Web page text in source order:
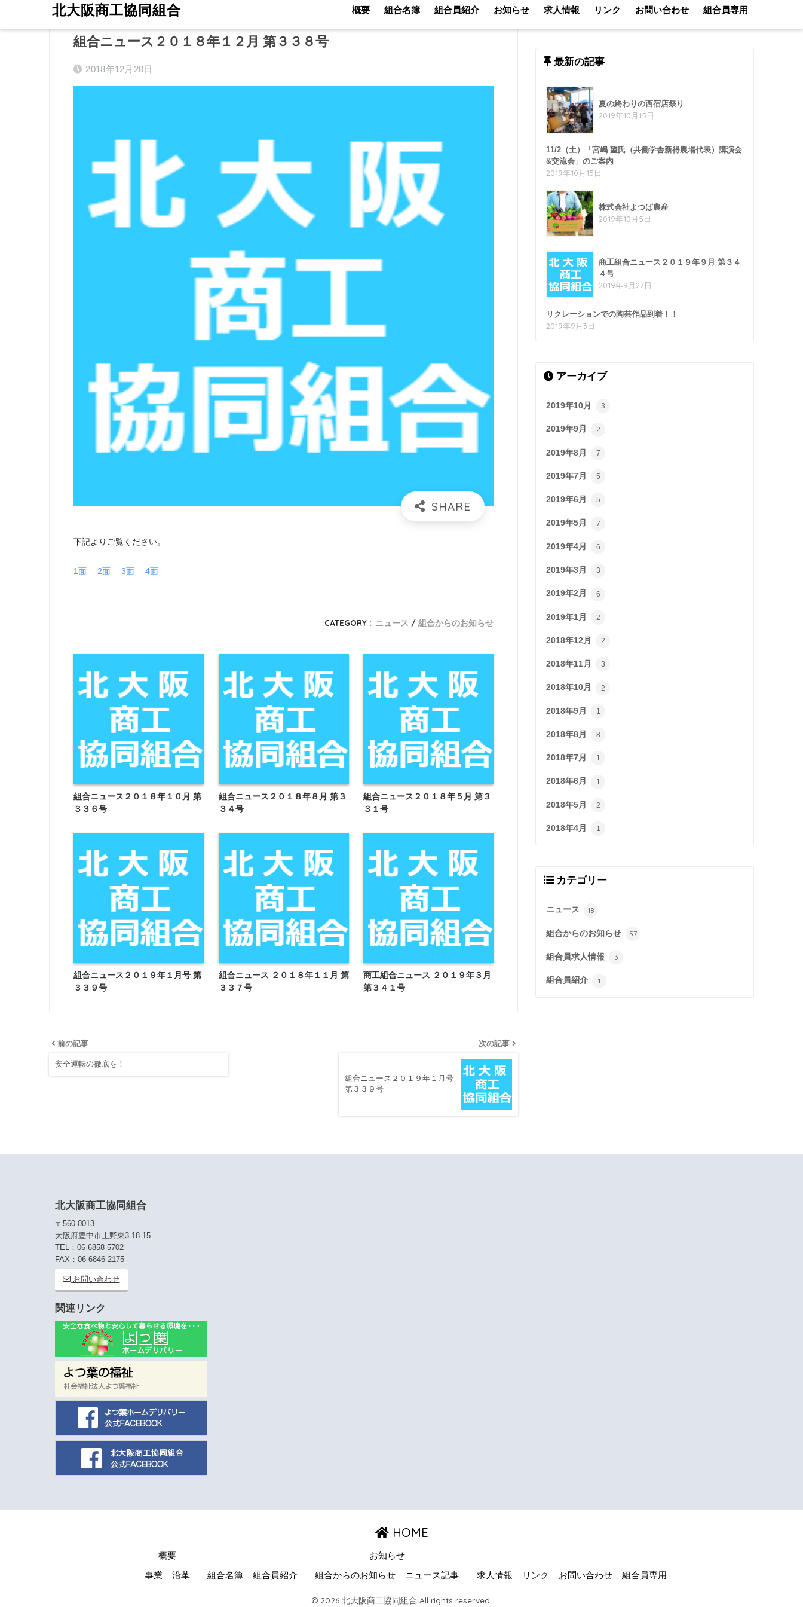
北大阪商工協同組合 概要 組合名簿 組合員紹介 お知らせ 求人情報 リンク お問い合わせ 組合員専用
ホーム ニュース
組合ニュース２０１８年１２月 第３３８号
2018年12月20日
下記よりご覧ください。
1面 2面 3面 4面
CATEGORY : ニュース 組合からのお知らせ
組合ニュース２０１８年１０月 第
３３６号
組合ニュース２０１８年８月 第３
３４号
組合ニュース２０１８年５月 第３
３１号
組合ニュース２０１９年１月号 第
３３９号
組合ニュース ２０１８年１１月 第
３３７号
商工組合ニュース ２０１９年３月
第３４１号
前の記事
安全運転の徹底を！
次の記事
組合ニュース２０１９年１月号
第３３９号
最新の記事
夏の終わりの西宿店祭り
2019年10月15日
11/2（土）「宮嶋 望氏（共働学舎新得農場代表）講演会
&交流会」のご案内
2019年10月15日
株式会社よつば農産
2019年10月5日
商工組合ニュース２０１９年９月 第３４
４号
2019年9月27日
リクレーションでの陶芸作品到着！！
2019年9月3日
アーカイブ
2019年10月 3
2019年9月 2
2019年8月 7
2019年7月 5
2019年6月 5
2019年5月 7
2019年4月 6
2019年3月 3
2019年2月 6
2019年1月 2
2018年12月 2
2018年11月 3
2018年10月 2
2018年9月 1
2018年8月 8
2018年7月 1
2018年6月 1
2018年5月 2
2018年4月 1
カテゴリー
ニュース 18
組合からのお知らせ 57
組合員求人情報 3
組合員紹介 1
北大阪商工協同組合
〒560-0013
大阪府豊中市上野東3-18-15
TEL：06-6858-5702
FAX：06-6846-2175
お問い合わせ
関連リンク
HOME
概要
事業 沿革 組合名簿 組合員紹介
お知らせ
組合からのお知らせ ニュース記事 求人情報 リンク お問い合わせ 組合員専用
© 2026 北大阪商工協同組合 All rights reserved.